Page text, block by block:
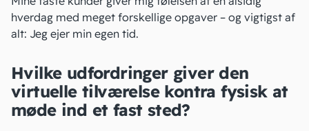
hverdag med meget forskellige opgaver – og vigtigst af
alt: Jeg ejer min egen tid.
Hvilke udfordringer giver den
virtuelle tilværelse kontra fysisk at
møde ind et fast sted?